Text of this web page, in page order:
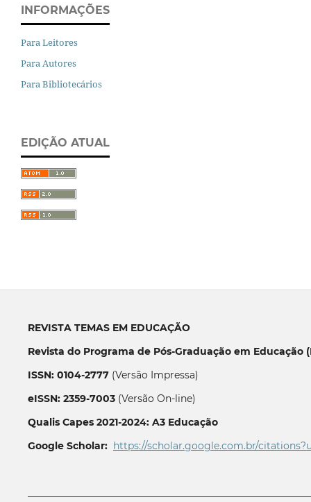
INFORMAÇÕES
Para Leitores
Para Autores
Para Bibliotecários
EDIÇÃO ATUAL
REVISTA TEMAS EM EDUCAÇÃO
Revista do Programa de Pós-Graduação em Educação
ISSN: 0104-2777(Versão Impressa)
eISSN: 2359-7003(Versão On-line)
Qualis Capes 2021-2024: A3 Educação
Google Scholar: https://scholar.google.com.br/